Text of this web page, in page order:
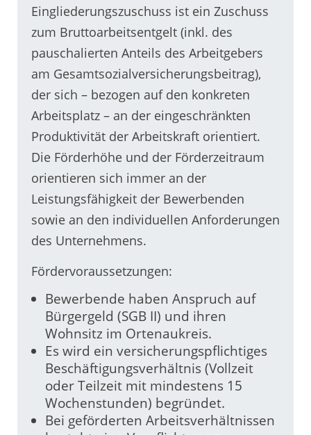
Eingliederungszuschuss ist ein Zuschuss
zum Bruttoarbeitsentgelt (inkl. des
pauschalierten Anteils des Arbeitgebers
am Gesamtsozialversicherungsbeitrag),
der sich – bezogen auf den konkreten
Arbeitsplatz – an der eingeschränkten
Produktivität der Arbeitskraft orientiert.
Die Förderhöhe und der Förderzeitraum
orientieren sich immer an der
Leistungsfähigkeit der Bewerbenden
sowie an den individuellen Anforderungen
des Unternehmens.
Fördervoraussetzungen:
Bewerbende haben Anspruch auf
Bürgergeld (SGB II) und ihren
Wohnsitz im Ortenaukreis.
Es wird ein versicherungspflichtiges
Beschäftigungsverhältnis (Vollzeit
oder Teilzeit mit mindestens 15
Wochenstunden) begründet.
Bei geförderten Arbeitsverhältnissen